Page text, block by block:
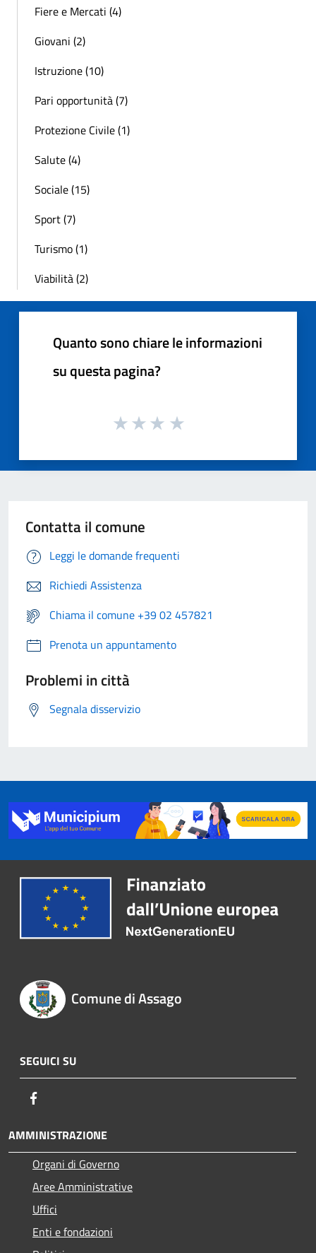
Fiere e Mercati (4)
Giovani (2)
Istruzione (10)
Pari opportunità (7)
Protezione Civile (1)
Salute (4)
Sociale (15)
Sport (7)
Turismo (1)
Viabilità (2)
Quanto sono chiare le informazioni
su questa pagina?
Contatta il comune
Leggi le domande frequenti
Richiedi Assistenza
Chiama il comune +39 02 457821
Prenota un appuntamento
Problemi in città
Segnala disservizio
Comune di Assago
SEGUICI SU
AMMINISTRAZIONE
Organi di Governo
Aree Amministrative
Uffici
Enti e fondazioni